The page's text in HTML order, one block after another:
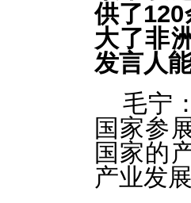
供了
大了非
发言人
毛宁：
国家参
国家的
产业发